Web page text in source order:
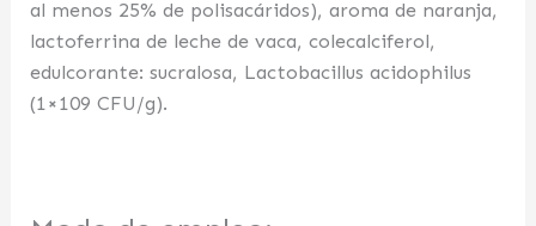
al menos 25% de polisacáridos), aroma de naranja,
lactoferrina de leche de vaca, colecalciferol,
edulcorante: sucralosa, Lactobacillus acidophilus
(1×109 CFU/g).